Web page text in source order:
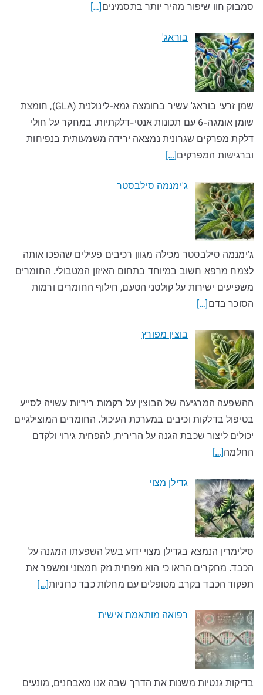
סמבוק חוו שיפור מהיר יותר בתסמינים[…]
בוראג'
שמן זרעי בוראג' עשיר בחומצה גמא-לינולנית (GLA), חומצת
שומן אומגה-6 עם תכונות אנטי-דלקתיות. במחקר על חולי
דלקת מפרקים שגרונית נמצאה ירידה משמעותית בנפיחות
וברגישות המפרקים[…]
ג'ימנמה סילבסטר
ג'ימנמה סילבסטר מכילה מגוון רכיבים פעילים שהפכו אותה
לצמח מרפא חשוב במיוחד בתחום האיזון המטבולי. החומרים
משפיעים ישירות על קולטני הטעם, חילוף החומרים ורמות
הסוכר בדם[…]
בוצין מפורץ
ההשפעה המרגיעה של הבוצין על רקמות ריריות עשויה לסייע
בטיפול בדלקות וכיבים במערכת העיכול. החומרים המוצילגיים
יכולים ליצור שכבת הגנה על הרירית, להפחית גירוי ולקדם
החלמה[…]
גדילן מצוי
סילימרין הנמצא בגדילן מצוי ידוע בשל השפעתו המגנה על
הכבד. מחקרים הראו כי הוא מפחית נזק חמצוני ומשפר את
תפקוד הכבד בקרב מטופלים עם מחלות כבד כרוניות[…]
רפואה מותאמת אישית
בדיקות גנטיות משנות את הדרך שבה אנו מאבחנים, מונעים